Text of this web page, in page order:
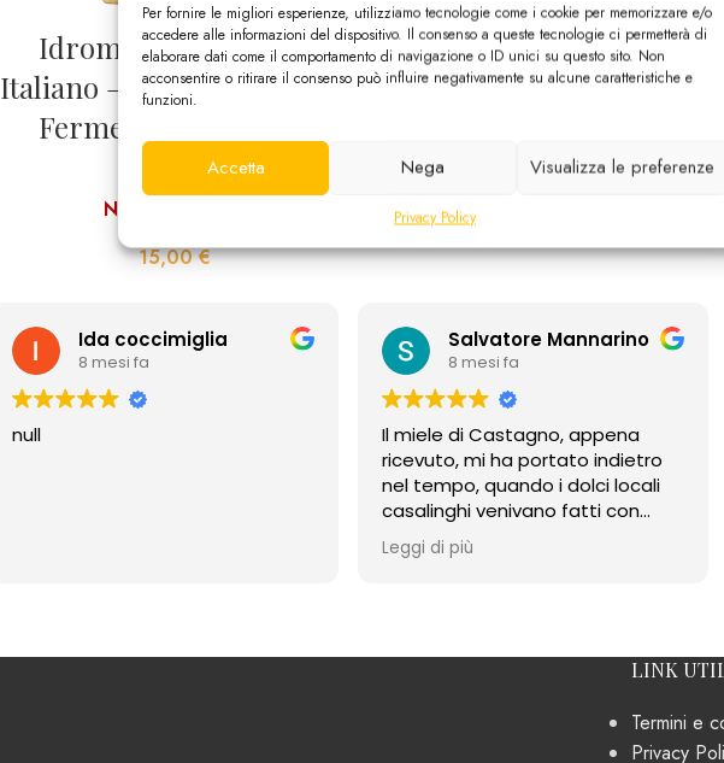
Per fornire le migliori esperienze, utilizziamo tecnologie come i cookie per memorizzare e/o
accedere alle informazioni del dispositivo. Il consenso a queste tecnologie ci permetterà di
elaborare dati come il comportamento di navigazione o ID unici su questo sito. Non
acconsentire o ritirare il consenso può influire negativamente su alcune caratteristiche e
funzioni.
Accetta Nega Visualizza le preferenze
Privacy Policy
Idromele Artigianale
Italiano – Bevanda al Miele
Fermentato Naturale
tutti i prodotti
Non disponibile
15,00€
Ida coccimiglia
8 mesi fa
null
Salvatore Mannarino
8 mesi fa
Il miele di Castagno, appena
ricevuto, mi ha portato indietro
nel tempo, quando i dolci locali
casalinghi venivano fatti con
questo miele. Il profumo intenso,
il sapore forte e il retrogusto
Complimenti.
Leggi di più
LINK
Termini e
Privacy